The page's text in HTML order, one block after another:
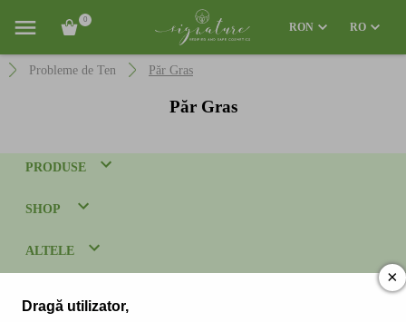
0
RON RO
Probleme de Ten Păr Gras
Păr Gras
PRODUSE
SHOP
ALTELE
×
Dragă utilizator,